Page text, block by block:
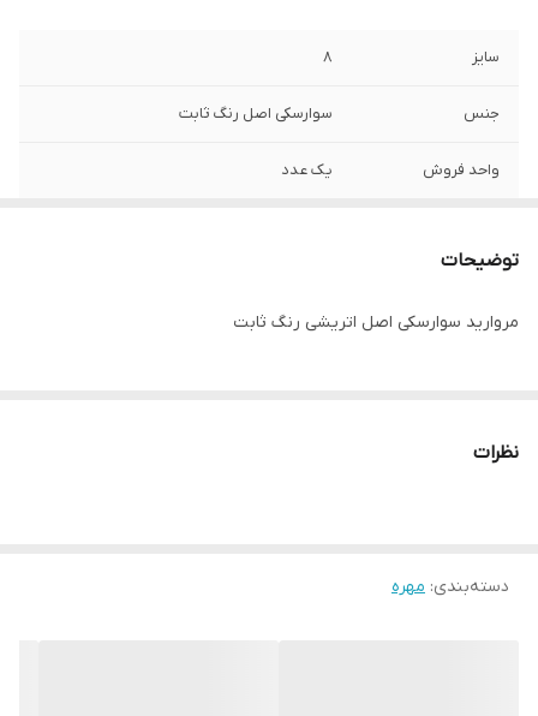
سایز ۸
جنس سوارسکی اصل رنگ ثابت
واحد فروش یک عدد
توضیحات
مروارید سوارسکی اصل اتریشی رنگ ثابت
نظرات
دسته‌بندی: مهره